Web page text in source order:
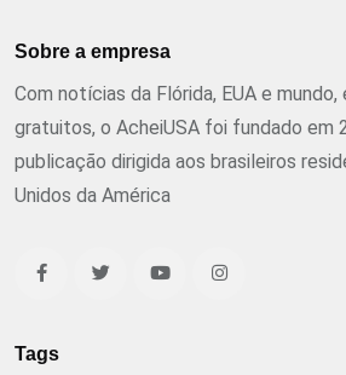
Sobre a empresa
Com notícias da Flórida, EUA e
gratuitos, o AcheiUSA foi fundado em
publicação dirigida aos brasileiros
Unidos da América
Tags